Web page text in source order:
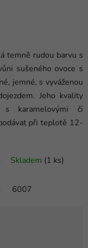
temně rudou barvu s
sušeného ovoce s
jemné, s vyváženou
Jeho kvality
karamelovými či
při teplotě 12-
Skladem (1 ks)
6007